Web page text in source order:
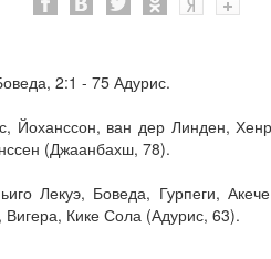
2:1 - 75 Адурис.
Йоханссон, ван дер Линден,
(Джаанбахш, 78).
Лекуэ, Боведа, Гурпеги,
Кике Сола (Адурис, 63).